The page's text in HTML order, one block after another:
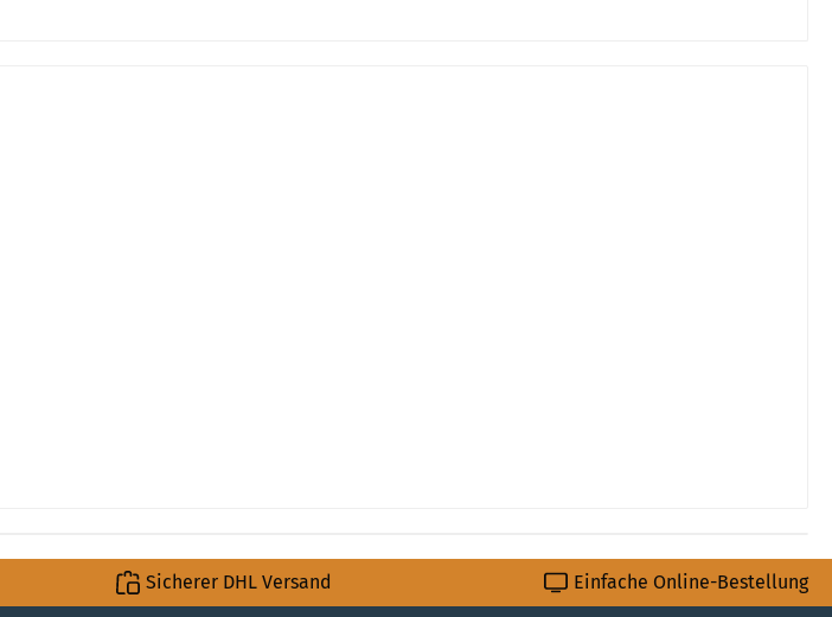
Sicherer DHL Versand Einfache Online-Bestellung